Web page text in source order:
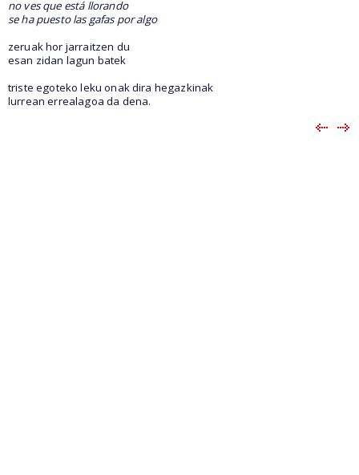
no ves que está llorando
se ha puesto las gafas por algo
zeruak hor jarraitzen du
esan zidan lagun batek
triste egoteko leku onak dira hegazkinak
lurrean errealagoa da dena.